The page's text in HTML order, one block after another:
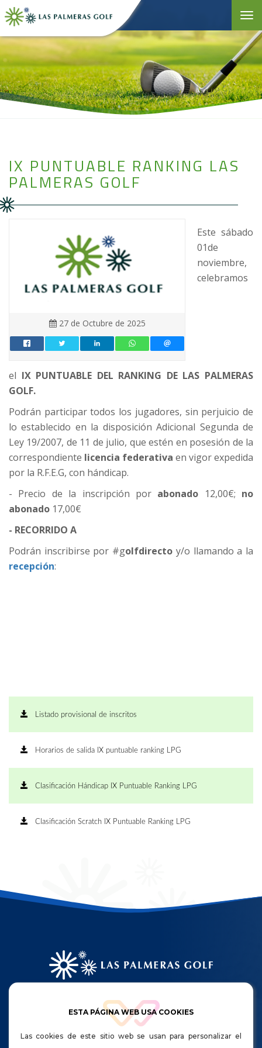
IX PUNTUABLE RANKING LAS
PALMERAS GOLF
27 de Octubre de 2025
Este sábado
01de
noviembre,
celebramos
el IX PUNTUABLE DEL RANKING DE LAS PALMERAS
GOLF.
Podrán participar todos los jugadores, sin perjuicio de
lo establecido en la disposición Adicional Segunda de
Ley 19/2007, de 11 de julio, que estén en posesión de la
correspondiente licencia federativa en vigor expedida
por la R.F.E.G, con hándicap.
- Precio de la inscripción por abonado 12,00€; no
abonado 17,00€
- RECORRIDO A
Podrán inscribirse por #golfdirecto y/o llamando a la
recepción:
Listado provisional de inscritos
Horarios de salida IX puntuable ranking LPG
Clasificación Hándicap IX Puntuable Ranking LPG
Clasificación Scratch IX Puntuable Ranking LPG
HORARIO DE APERTURA:
Lunes a viernes 08:00 a 20:30
Sábados, domingos y festivos de 8:00 a 20:00
ESTA PÁGINA WEB USA COOKIES
Las cookies de este sitio web se usan para personalizar el